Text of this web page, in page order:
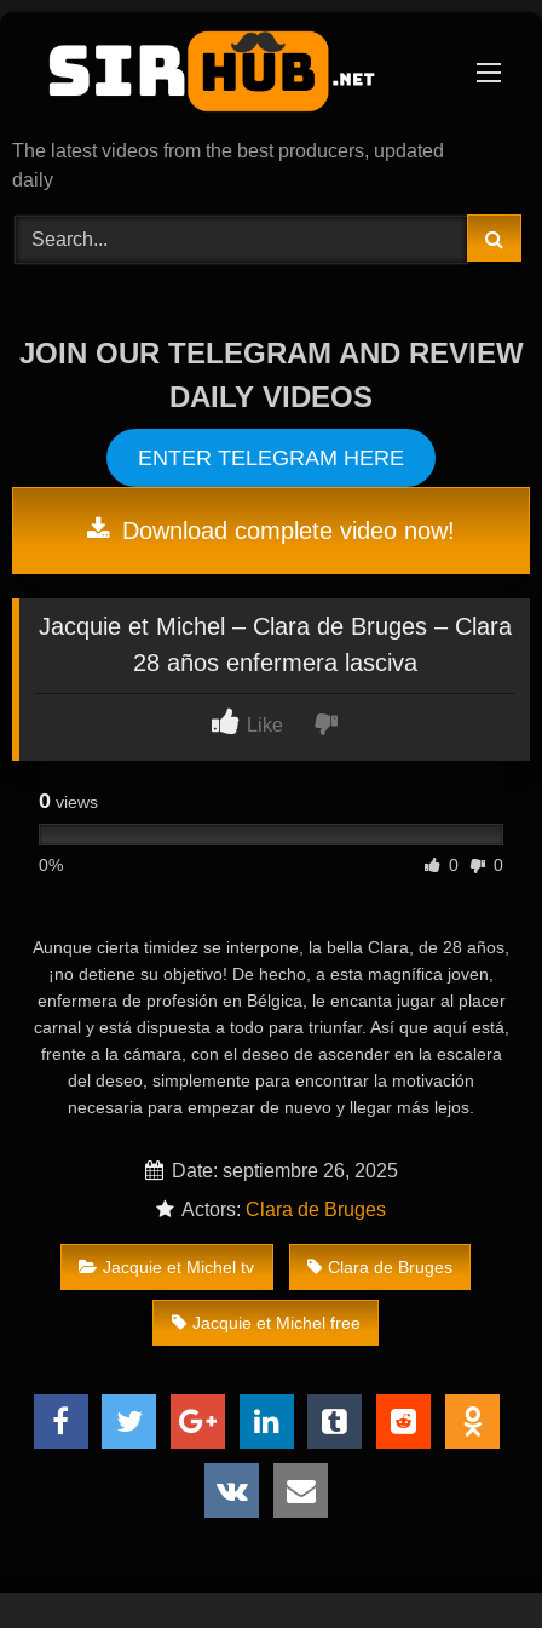
content
The latest videos from the best producers, updated
daily
JOIN OUR TELEGRAM AND REVIEW
DAILY VIDEOS
ENTER TELEGRAM HERE
Download complete video now!
Jacquie et Michel – Clara de Bruges – Clara
28 años enfermera lasciva
Like
0 views
0% 0 0
Aunque cierta timidez se interpone, la bella Clara, de 28 años,
¡no detiene su objetivo! De hecho, a esta magnífica joven,
enfermera de profesión en Bélgica, le encanta jugar al placer
carnal y está dispuesta a todo para triunfar. Así que aquí está,
frente a la cámara, con el deseo de ascender en la escalera
del deseo, simplemente para encontrar la motivación
necesaria para empezar de nuevo y llegar más lejos.
Date: septiembre 26, 2025
Actors: Clara de Bruges
Jacquie et Michel tv Clara de Bruges
Jacquie et Michel free